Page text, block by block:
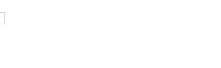
科研，教学和公共服务。许多青年教师也因为不了解晋升政